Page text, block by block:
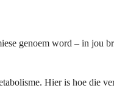
genoem word – in jou
Hier is hoe die